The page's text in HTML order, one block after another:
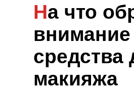
На что обратить
средства
макияжа